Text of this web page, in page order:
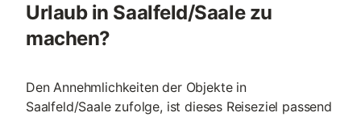
Urlaub in Saalfeld/Saale zu
machen?
Den Annehmlichkeiten der Objekte in
Saalfeld/Saale zufolge, ist dieses Reiseziel passend